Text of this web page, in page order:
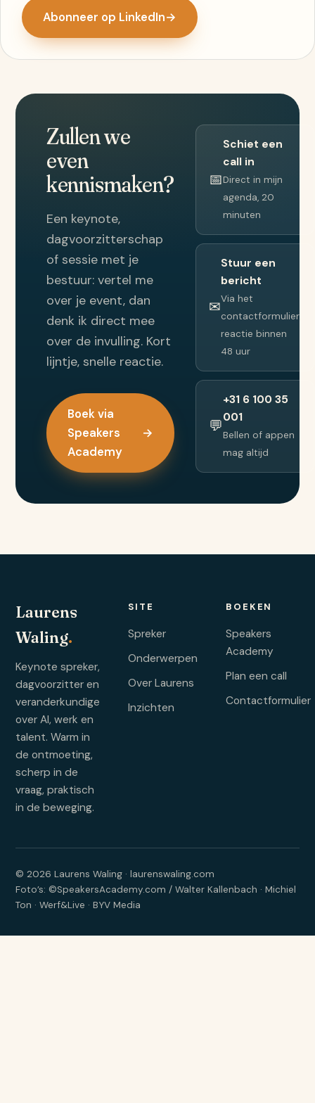
Abonneer op LinkedIn→
Zullen we
even
kennismaken?
Een keynote,
dagvoorzitterschap
of sessie met je
bestuur: vertel me
over je event, dan
denk ik direct mee
over de invulling. Kort
lijntje, snelle reactie.
Boek via
Speakers
Academy
→
📅
Schiet een
call in
Direct in mijn
agenda, 20
minuten
✉
Stuur een
bericht
Via het
contactformulier,
reactie binnen
48 uur
💬
+31 6 100 35
001
Bellen of appen
mag altijd
Laurens
Waling.
Keynote spreker,
dagvoorzitter en
veranderkundige
over AI, werk en
talent. Warm in
de ontmoeting,
scherp in de
vraag, praktisch
in de beweging.
SITE
Spreker
Onderwerpen
Over Laurens
Inzichten
BOEKEN
Speakers
Academy
Plan een call
Contactformulier
© 2026 Laurens Waling · laurenswaling.com
Foto’s: ©SpeakersAcademy.com / Walter Kallenbach · Michiel
Ton · Werf&Live · BYV Media